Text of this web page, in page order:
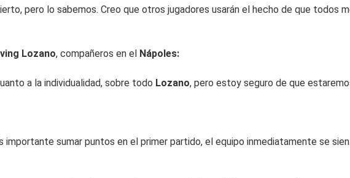
pero lo sabemos. Creo que otros jugadores usarán el hecho de que todos
Lozano, compañeros en el Nápoles:
a la individualidad, sobre todo Lozano, pero estoy seguro de que
importante sumar puntos en el primer partido, el equipo inmediatamente se